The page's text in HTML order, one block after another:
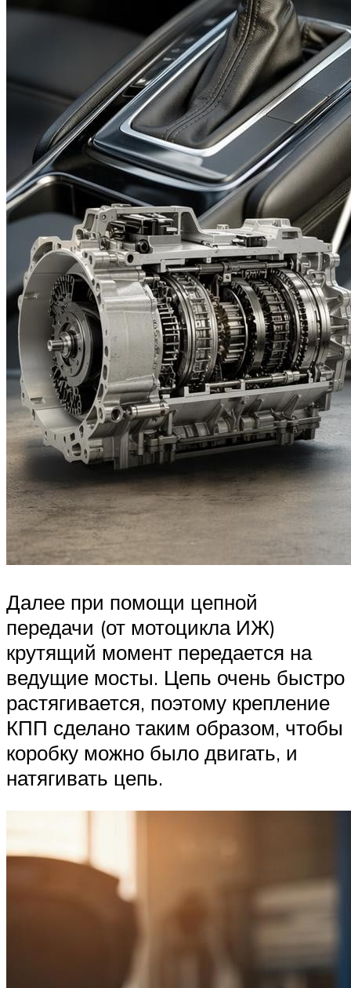
Далее при помощи цепной
передачи (от мотоцикла ИЖ)
крутящий момент передается на
ведущие мосты. Цепь очень быстро
растягивается, поэтому крепление
КПП сделано таким образом, чтобы
коробку можно было двигать, и
натягивать цепь.